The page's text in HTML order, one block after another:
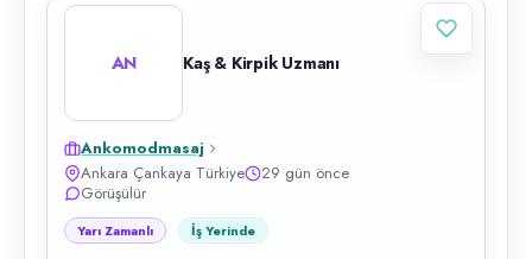
AN Kaş & Kirpik Uzmanı
Ankomodmasaj
Ankara Çankaya Türkiye
29 gün önce
Görüşülür
Yarı Zamanlı İş Yerinde